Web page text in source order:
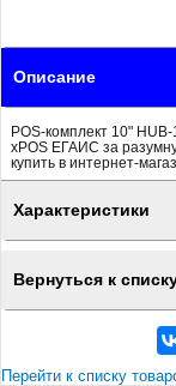
Описание
POS-комплект 10"
xPOS ЕГАИС за
купить в интернет-
Характеристики
Вернуться к
Перейти к списку